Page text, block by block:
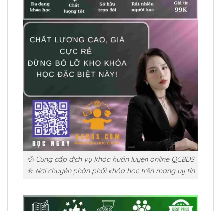
💦 Cung cấp dịch vụ khóa huấn luyện online QCBDS
🔆 Nơi chuyên phân phối khóa học trên mạng uy tín